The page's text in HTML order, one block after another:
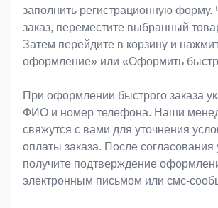
заполнить регистрационную форму.
заказ, переместите выбранный
Затем перейдите в корзину и
оформление» или «Оформить
При оформлении быстрого заказа
ФИО и номер телефона. Наши
свяжутся с вами для уточнения
оплаты заказа. После
получите подтверждение
электронным письмом или смс-